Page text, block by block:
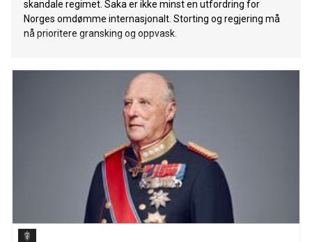
skandale regimet. Saka er ikke minst en utfordring for
Norges omdømme internasjonalt. Storting og regjering må
nå prioritere gransking og oppvask.